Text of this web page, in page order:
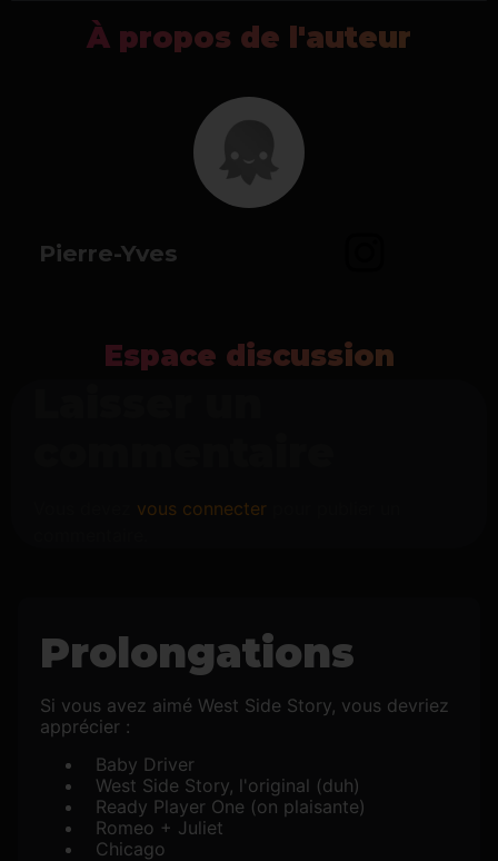
À propos de l'auteur
Pierre-Yves
Espace discussion
vous connecter
Prolongations
Si vous avez aimé West Side Story, vous devriez
apprécier :
Baby Driver
West Side Story, l'original (duh)
Ready Player One (on plaisante)
Romeo + Juliet
Chicago